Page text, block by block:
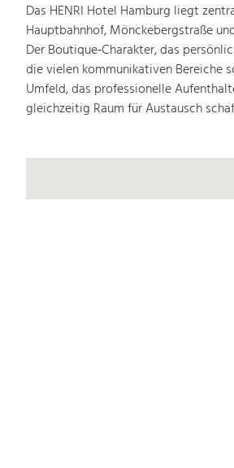
Das HENRI Hotel Hamburg liegt
Hauptbahnhof, Mönckebergstraße
Der Boutique‑Charakter, das
die vielen kommunikativen Bereiche
Umfeld, das professionelle
gleichzeitig Raum für Austausch